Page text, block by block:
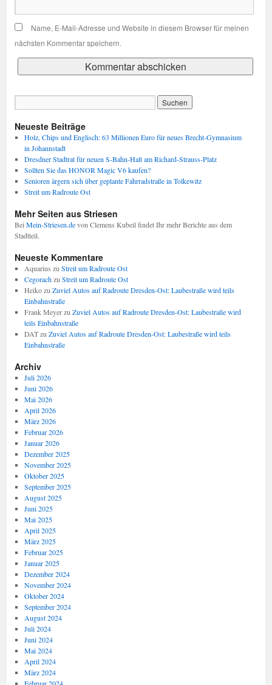
Name, E-Mail-Adresse und Website in diesem Browser für meinen
nächsten Kommentar speichern.
Neueste Beiträge
Holz, Chips und Englisch: 63 Millionen Euro für neues Brecht-Gymnasium
in Johannstadt
Dresdner Stadtrat für neuen S-Bahn-Halt am Richard-Strauss-Platz
Sollten Sie das HONOR Magic V6 kaufen?
Senioren ärgern sich über geplante Fahrradstraße in Tolkewitz
Streit um Radroute Ost
Mehr Seiten aus Striesen
BeiMein-Striesen.devon Clemens Kubeil findet Ihr mehr Berichte aus dem
Stadtteil.
Neueste Kommentare
Aquarius zuStreit um Radroute Ost
CegorachzuStreit um Radroute Ost
HeikozuZuviel Autos auf Radroute Dresden-Ost: Laubestraße wird teils
Einbahnstraße
Frank MeyerzuZuviel Autos auf Radroute Dresden-Ost: Laubestraße wird
teils Einbahnstraße
DATzuZuviel Autos auf Radroute Dresden-Ost: Laubestraße wird teils
Einbahnstraße
Archiv
Juli 2026
Juni 2026
Mai 2026
April 2026
März 2026
Februar 2026
Januar 2026
Dezember 2025
November 2025
Oktober 2025
September 2025
August 2025
Juni 2025
Mai 2025
April 2025
März 2025
Februar 2025
Januar 2025
Dezember 2024
November 2024
Oktober 2024
September 2024
August 2024
Juli 2024
Juni 2024
Mai 2024
April 2024
März 2024